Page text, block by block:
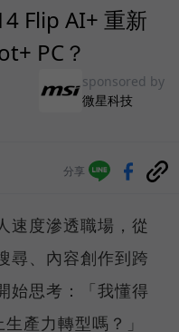
Flip AI+ 重新
PC？
sponsored by
微星科技
分享
速度滲透職場，從
尋、內容創作到跨
始思考：「我懂得
產力轉型嗎？」